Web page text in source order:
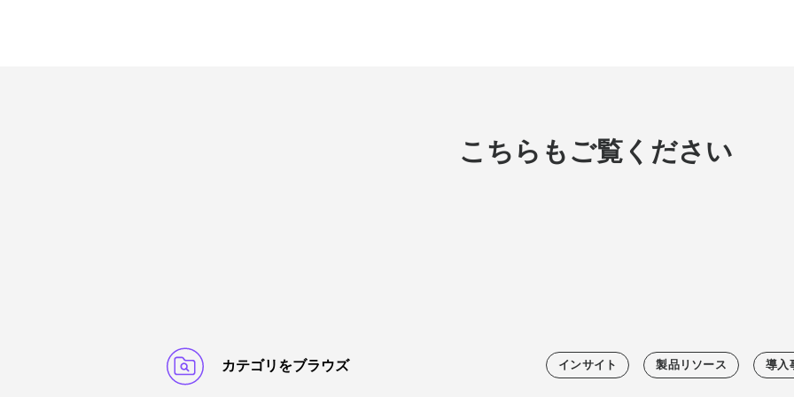
こちらもご覧ください
カテゴリをブラウズ インサイト 製品リソース 導入